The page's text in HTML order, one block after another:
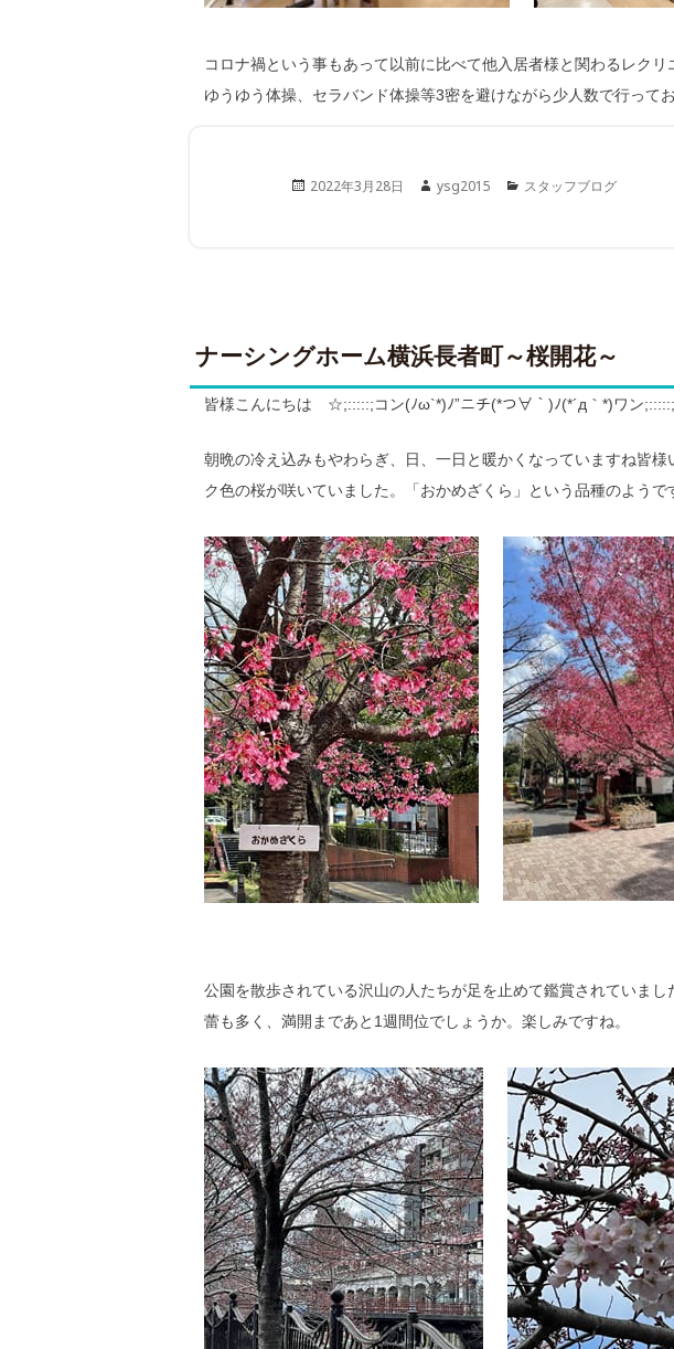
コロナ禍という事もあって以前に比べて他入居者様と関わるレク
ゆうゆう体操、セラバンド体操等3密を避けながら少人数で行って
Posted
2022年3月28日 Author
ysg2015 Categories
スタッフブログ
ナーシングホーム横浜長者町～桜開花～
皆様こんにちは ☆;:::::;コン(ﾉω`*)ﾉ”ニチ(*つ∀｀)ﾉ(*´д｀*)ワン
朝晩の冷え込みもやわらぎ、日、一日と暖かくなっていますね皆
ク色の桜が咲いていました。「おかめざくら」という品種のようで
公園を散歩されている沢山の人たちが足を止めて鑑賞されていま
蕾も多く、満開まであと1週間位でしょうか。楽しみですね。